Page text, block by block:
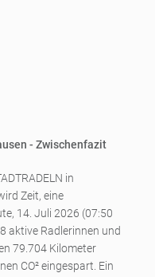
- Zwischenfazit
in
Zeit, eine
14. Juli 2026 (07:50
aktive Radlerinnen und
79.704 Kilometer
CO² eingespart. Ein